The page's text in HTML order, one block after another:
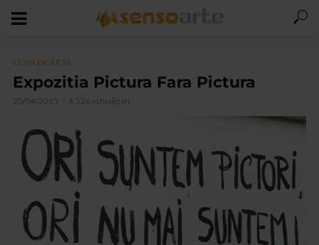
CLIPA DE ARTA
Expozitia Pictura Fara Pictura
25/04/2015 4.526 vizualizari